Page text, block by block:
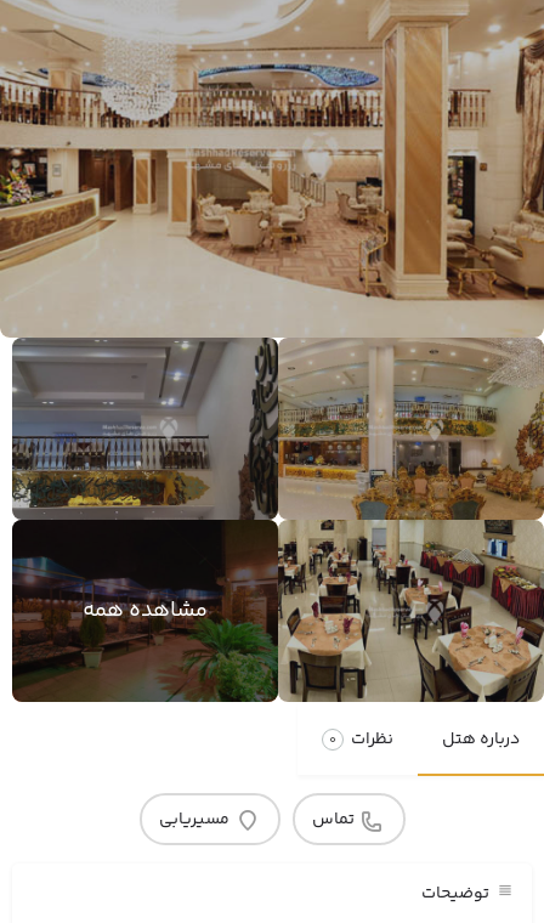
مشاهده همه
درباره هتل نظرات 0
تماس مسیریابی
توضیحات